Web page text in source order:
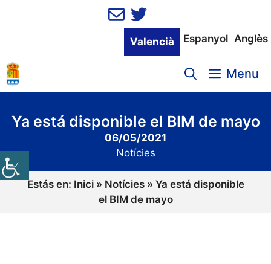
Valencià Espanyol Anglès
Menu
Ya está disponible el BIM de mayo
06/05/2021
Notícies
Estás en: Inici» Notícies» Ya está disponible
el BIM de mayo